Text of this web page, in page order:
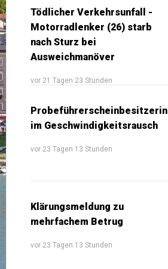
Tödlicher Verkehrsunfall -
Motorradlenker (26) starb
nach Sturz bei
Ausweichmanöver
vor 21 Tagen 23 Stunden
Probeführerscheinbesitzerin
im Geschwindigkeitsrausch
vor 23 Tagen 13 Stunden
Klärungsmeldung zu
mehrfachem Betrug
vor 23 Tagen 13 Stunden